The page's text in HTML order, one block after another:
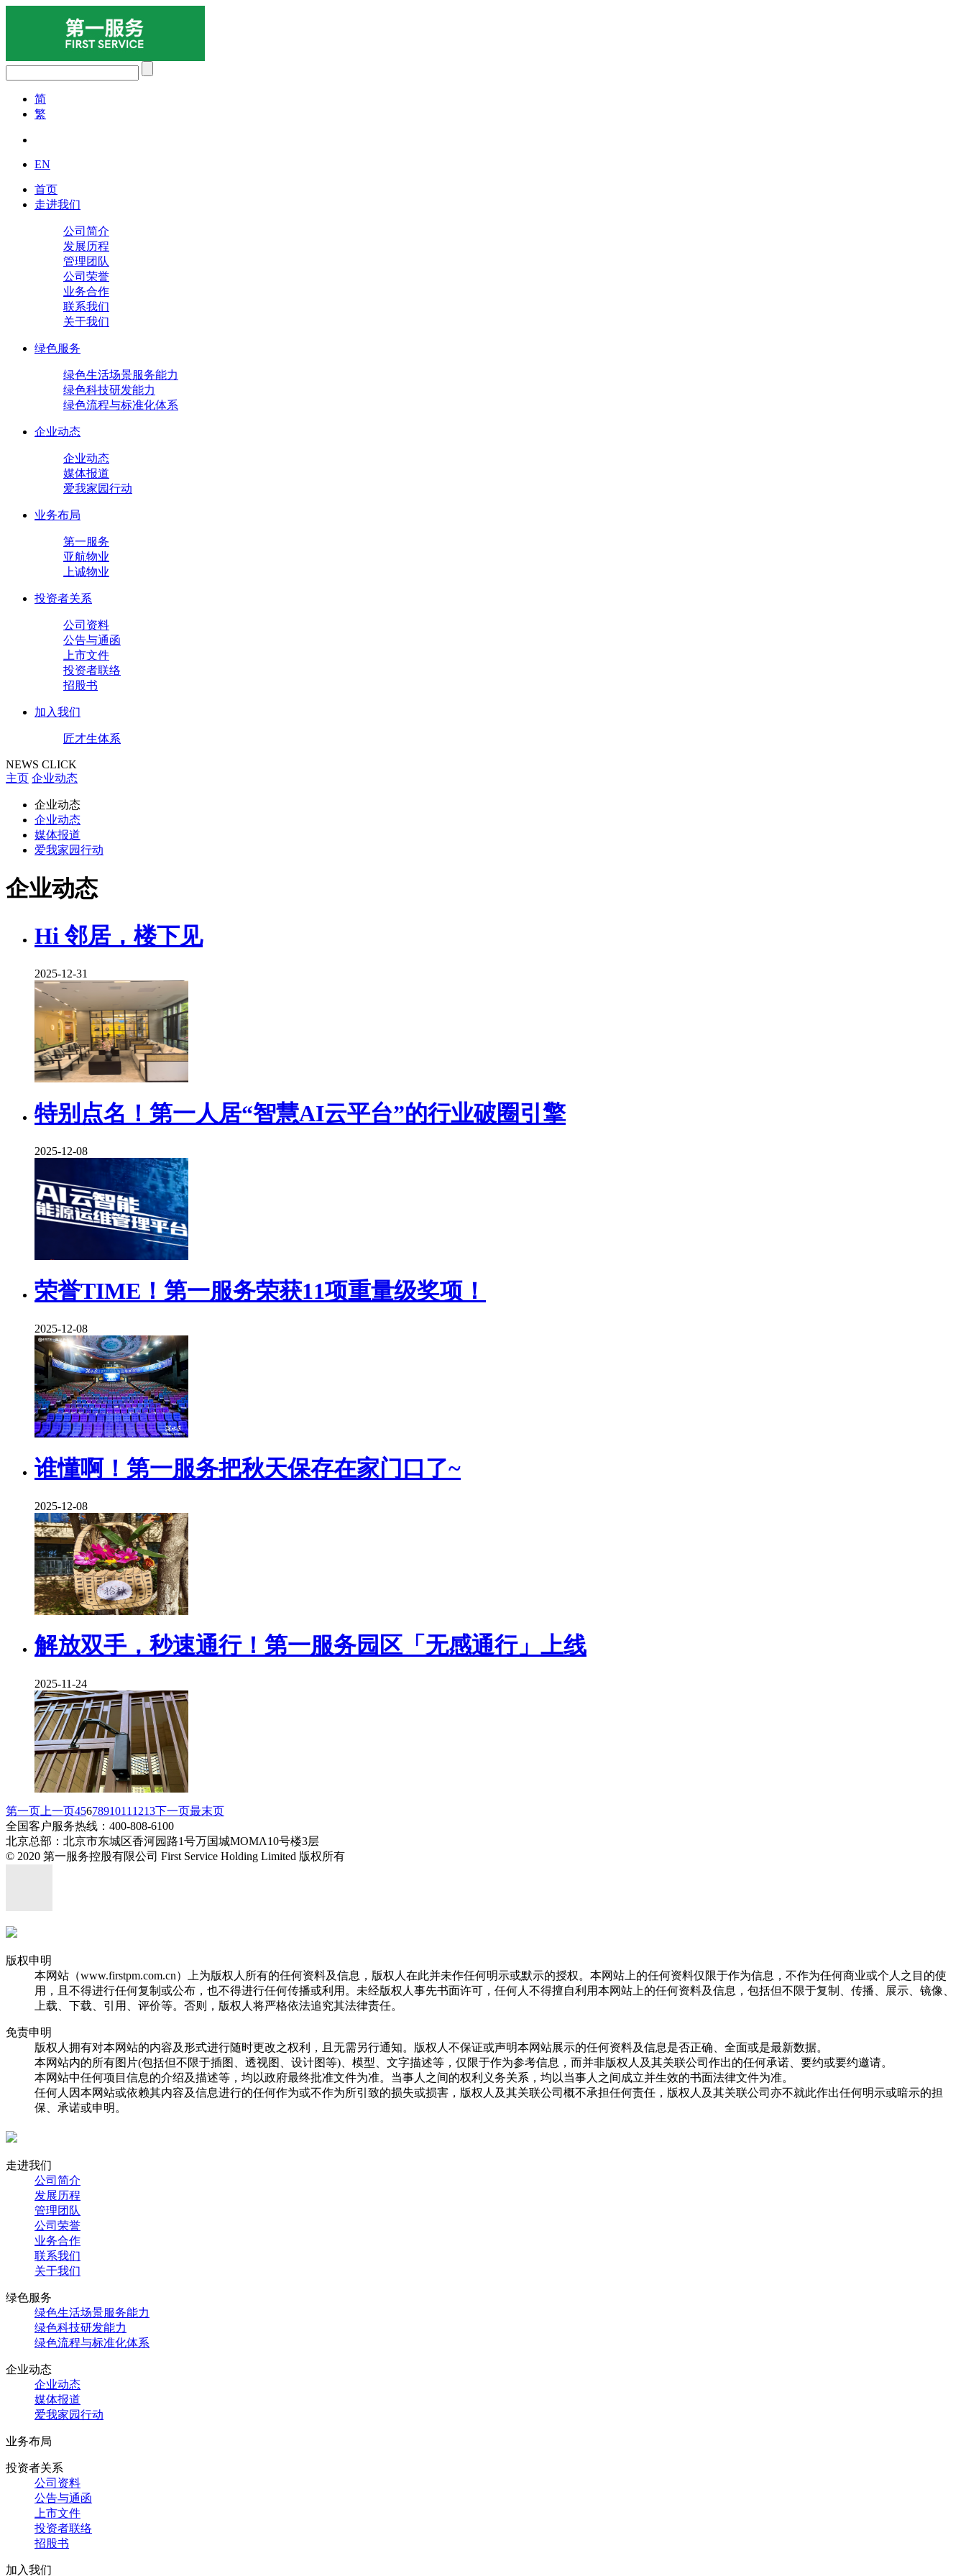
简
繁
EN
首页
走进我们
公司简介
发展历程
管理团队
公司荣誉
业务合作
联系我们
关于我们
绿色服务
绿色生活场景服务能力
绿色科技研发能力
绿色流程与标准化体系
企业动态
企业动态
媒体报道
爱我家园行动
业务布局
第一服务
亚航物业
上诚物业
投资者关系
公司资料
公告与通函
上市文件
投资者联络
招股书
加入我们
匠才生体系
NEWS CLICK
主页 企业动态
企业动态
企业动态
媒体报道
爱我家园行动
企业动态
Hi 邻居，楼下见
2025-12-31
特别点名！第一人居“智慧AI云平台”的行业破圈引擎
2025-12-08
荣誉TIME！第一服务荣获11项重量级奖项！
2025-12-08
谁懂啊！第一服务把秋天保存在家门口了~
2025-12-08
解放双手，秒速通行！第一服务园区「无感通行」上线
2025-11-24
第一页 上一页4567891011 1213下一页最末页
全国客户服务热线：400-808-6100
北京总部：北京市东城区香河园路1号万国城MOMΛ10号楼3层
© 2020 第一服务控股有限公司 First Service Holding Limited 版权所有
版权申明
本网站（www.firstpm.com.cn）上为版权人所有的任何资料及信息，版权人在此并未作任何明示或默示的授权。本网站上的任何资料仅限于作为信息，不作为任何商业或个人之目的使
用，且不得进行任何复制或公布，也不得进行任何传播或利用。未经版权人事先书面许可，任何人不得擅自利用本网站上的任何资料及信息，包括但不限于复制、传播、展示、镜像、
上载、下载、引用、评价等。否则，版权人将严格依法追究其法律责任。
免责申明
版权人拥有对本网站的内容及形式进行随时更改之权利，且无需另行通知。版权人不保证或声明本网站展示的任何资料及信息是否正确、全面或是最新数据。
本网站内的所有图片(包括但不限于插图、透视图、设计图等)、模型、文字描述等，仅限于作为参考信息，而并非版权人及其关联公司作出的任何承诺、要约或要约邀请。
本网站中任何项目信息的介绍及描述等，均以政府最终批准文件为准。当事人之间的权利义务关系，均以当事人之间成立并生效的书面法律文件为准。
任何人因本网站或依赖其内容及信息进行的任何作为或不作为所引致的损失或损害，版权人及其关联公司概不承担任何责任，版权人及其关联公司亦不就此作出任何明示或暗示的担
保、承诺或申明。
走进我们
公司简介
发展历程
管理团队
公司荣誉
业务合作
联系我们
关于我们
绿色服务
绿色生活场景服务能力
绿色科技研发能力
绿色流程与标准化体系
企业动态
企业动态
媒体报道
爱我家园行动
业务布局
投资者关系
公司资料
公告与通函
上市文件
投资者联络
招股书
加入我们